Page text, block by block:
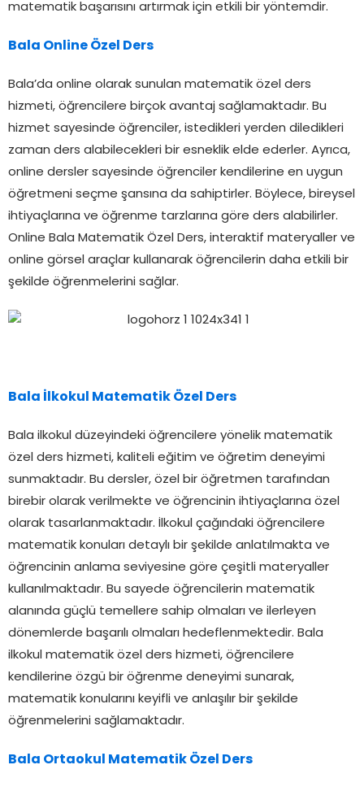
matematik başarısını artırmak için etkili bir yöntemdir.
Bala Online Özel Ders
Bala’da online olarak sunulan matematik özel ders
hizmeti, öğrencilere birçok avantaj sağlamaktadır. Bu
hizmet sayesinde öğrenciler, istedikleri yerden diledikleri
zaman ders alabilecekleri bir esneklik elde ederler. Ayrıca,
online dersler sayesinde öğrenciler kendilerine en uygun
öğretmeni seçme şansına da sahiptirler. Böylece, bireysel
ihtiyaçlarına ve öğrenme tarzlarına göre ders alabilirler.
Online Bala Matematik Özel Ders, interaktif materyaller ve
online görsel araçlar kullanarak öğrencilerin daha etkili bir
şekilde öğrenmelerini sağlar.
Bala İlkokul Matematik Özel Ders
Bala ilkokul düzeyindeki öğrencilere yönelik matematik
özel ders hizmeti, kaliteli eğitim ve öğretim deneyimi
sunmaktadır. Bu dersler, özel bir öğretmen tarafından
birebir olarak verilmekte ve öğrencinin ihtiyaçlarına özel
olarak tasarlanmaktadır. İlkokul çağındaki öğrencilere
matematik konuları detaylı bir şekilde anlatılmakta ve
öğrencinin anlama seviyesine göre çeşitli materyaller
kullanılmaktadır. Bu sayede öğrencilerin matematik
alanında güçlü temellere sahip olmaları ve ilerleyen
dönemlerde başarılı olmaları hedeflenmektedir. Bala
ilkokul matematik özel ders hizmeti, öğrencilere
kendilerine özgü bir öğrenme deneyimi sunarak,
matematik konularını keyifli ve anlaşılır bir şekilde
öğrenmelerini sağlamaktadır.
Bala Ortaokul Matematik Özel Ders